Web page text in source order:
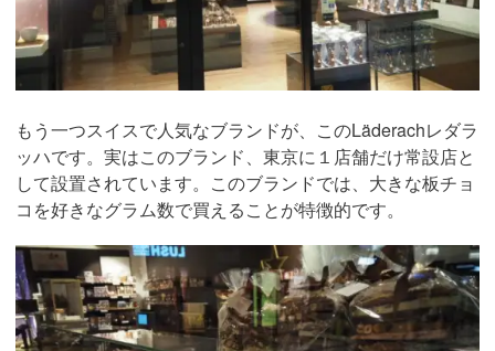
もう一つスイスで人気なブランドが、このLäderachレダラ
ッハです。実はこのブランド、東京に１店舗だけ常設店と
して設置されています。このブランドでは、大きな板チョ
コを好きなグラム数で買えることが特徴的です。